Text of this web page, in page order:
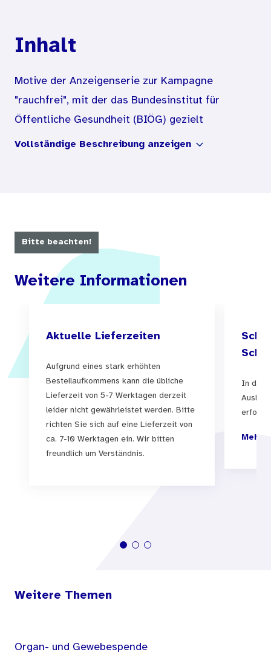
Inhalt
Motive der Anzeigenserie zur Kampagne
"rauchfrei", mit der das Bundesinstitut für
Öffentliche Gesundheit (BIÖG) gezielt
Jugendliche ansprechen möchte. In den
Ablehnung gegenüber dem Rauchen bestärken.
Vollständige Beschreibung anzeigen
Bitte beachten!
Weitere Informationen
Aktuelle Lieferzeiten
Aufgrund eines stark erhöhten
Bestellaufkommens kann die übliche
Lieferzeit von 5-7 Werktagen derzeit
leider nicht gewährleistet werden. Bitte
richten Sie sich auf eine Lieferzeit von
ca. 7-10 Werktagen ein. Wir bitten
freundlich um Verständnis.
In der
Mehr
Weitere Themen
Organ- und Gewebespende